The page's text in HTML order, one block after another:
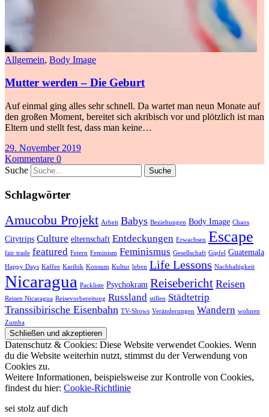
Allgemein, Body Image
Mutter werden – Die Geburt
Auf einmal ging alles sehr schnell. Da wartet man neun Monate auf
den großen Moment, bereitet sich akribisch vor und plötzlich ist man
Eltern und stellt fest, dass man keine…
29. November 2019
Kommentare 0
Suche
Schlagwörter
Amucobu Projekt Arbeit Babys Beziehungen Body Image Chaos
Citytrips Culture elternschaft Entdeckungen Erwachsen Escape
fair trade featured Feiern Feminism Feminismus Gesellschaft Gipfel Guatemala
Happy Days Kaffee Karibik Konsum Kultur leben Life Lessons Nachhaltigkeit
Nicaragua Packliste Psychokram Reisebericht Reisen
Reisen Nicaragua Reisevorbereitung Russland stillen Städtetrip
Transsibirische Eisenbahn TV-Shows Veränderungen Wandern wohnen
Zumba
Datenschutz & Cookies: Diese Website verwendet Cookies. Wenn
du die Website weiterhin nutzt, stimmst du der Verwendung von
Cookies zu.
Weitere Informationen, beispielsweise zur Kontrolle von Cookies,
findest du hier: Cookie-Richtlinie
sei stolz auf dich